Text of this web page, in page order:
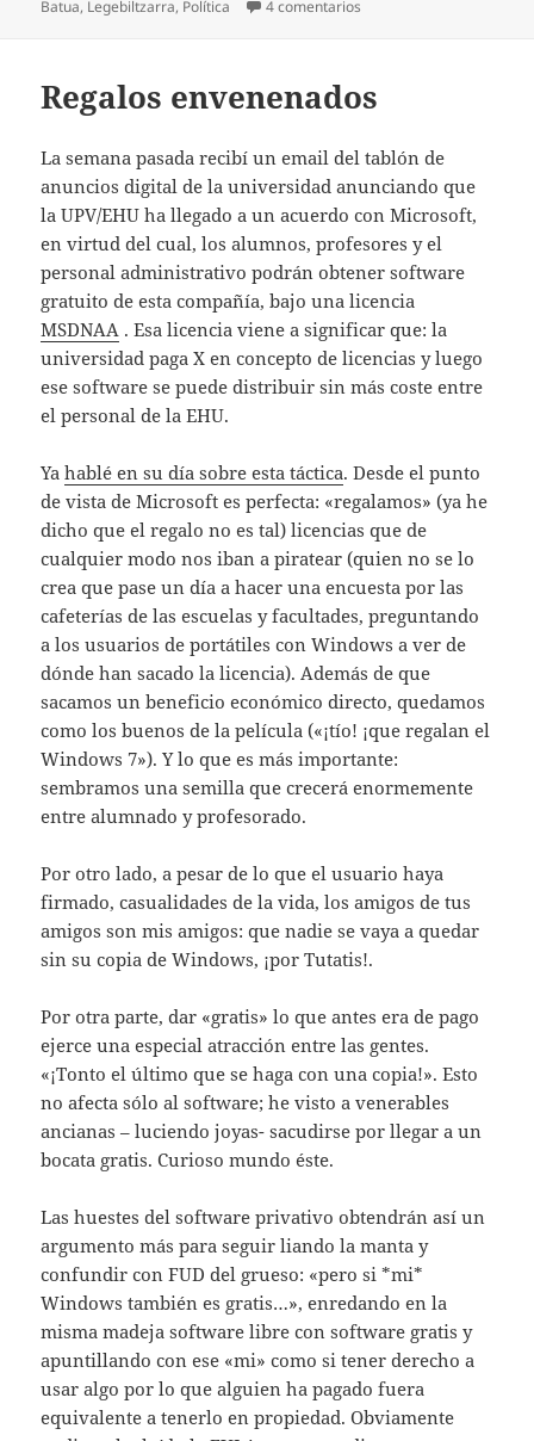
el
Batua, Legebiltzarra, Política 4 comentarios
Regalos envenenados
La semana pasada recibí un email del tablón de
anuncios digital de la universidad anunciando que
la UPV/EHU ha llegado a un acuerdo con Microsoft,
en virtud del cual, los alumnos, profesores y el
personal administrativo podrán obtener software
gratuito de esta compañía, bajo una licencia
MSDNAA . Esa licencia viene a significar que: la
universidad paga X en concepto de licencias y luego
ese software se puede distribuir sin más coste entre
el personal de la EHU.
Yahablé en su día sobre esta táctica. Desde el punto
de vista de Microsoft es perfecta: «regalamos» (ya he
dicho que el regalo no es tal) licencias que de
cualquier modo nos iban a piratear (quien no se lo
crea que pase un día a hacer una encuesta por las
cafeterías de las escuelas y facultades, preguntando
a los usuarios de portátiles con Windows a ver de
dónde han sacado la licencia). Además de que
sacamos un beneficio económico directo, quedamos
como los buenos de la película («¡tío! ¡que regalan el
Windows 7»). Y lo que es más importante:
sembramos una semilla que crecerá enormemente
entre alumnado y profesorado.
Por otro lado, a pesar de lo que el usuario haya
firmado, casualidades de la vida, los amigos de tus
amigos son mis amigos: que nadie se vaya a quedar
sin su copia de Windows, ¡por Tutatis!.
Por otra parte, dar «gratis» lo que antes era de pago
ejerce una especial atracción entre las gentes.
«¡Tonto el último que se haga con una copia!». Esto
no afecta sólo al software; he visto a venerables
ancianas – luciendo joyas- sacudirse por llegar a un
bocata gratis. Curioso mundo éste.
Las huestes del software privativo obtendrán así un
argumento más para seguir liando la manta y
confundir con FUD del grueso: «pero si *mi*
Windows también es gratis…», enredando en la
misma madeja software libre con software gratis y
apuntillando con ese «mi» como si tener derecho a
usar algo por lo que alguien ha pagado fuera
equivalente a tenerlo en propiedad. Obviamente